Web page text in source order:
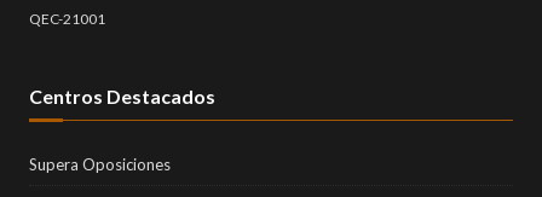
QEC-21001
Centros Destacados
Supera Oposiciones